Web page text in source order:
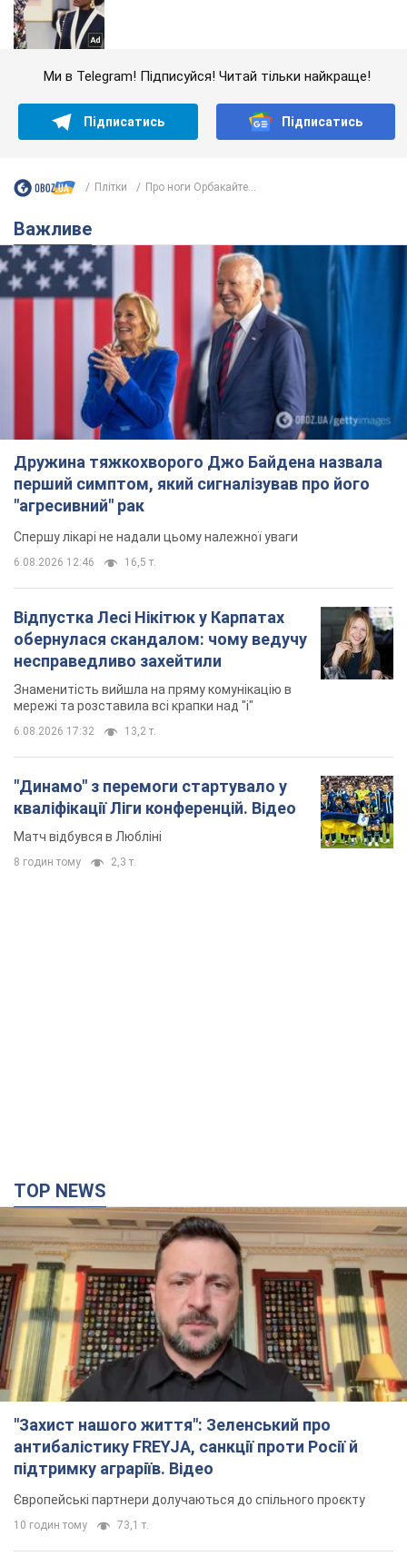
Ми в Telegram! Підписуйся! Читай тільки найкраще!
Підписатись Підписатись
Плітки Про ноги Орбакайте...
Важливе
Дружина тяжкохворого Джо Байдена назвала
перший симптом, який сигналізував про його
"агресивний" рак
Спершу лікарі не надали цьому належної уваги
6.08.2026 12:46 16,5 т.
Відпустка Лесі Нікітюк у Карпатах
обернулася скандалом: чому ведучу
несправедливо захейтили
Знаменитість вийшла на пряму комунікацію в
мережі та розставила всі крапки над "і"
6.08.2026 17:32 13,2 т.
"Динамо" з перемоги стартувало у
кваліфікації Ліги конференцій. Відео
Матч відбувся в Любліні
8 годин тому 2,3 т.
TOP NEWS
"Захист нашого життя": Зеленський про
антибалістику FREYJA, санкції проти Росії й
підтримку аграріїв. Відео
Європейські партнери долучаються до спільного проєкту
10 годин тому 73,1 т.